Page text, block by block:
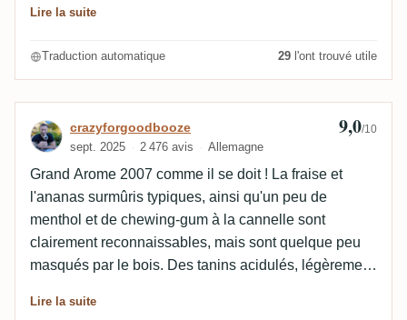
canne à sucre est florale, fraîche avec du thé,
médicinales comme le caoutchouc et le savon, des
banane, les abricots secs et les figues... 9,1 : En
bouche, l'attaque est intense, médicinale avec des
esters, piquante avec des fraises trop mûres et
pourries, de la canne à sucre végétale avec des
olives salées. À mesure que le rhum s'assouplit, il
devient très rond, la canne est sucrée avec du sucre
brun, du miel, de la menthe, des fruits secs comme
des raisins, des abricots et des dattes, des fruits
Lire la suite
Traduction automatique 29 l'ont trouvé utile
Avis de crazyforgoodbooze
crazyforgoodbooze
sept. 2025 2 476 avis Allemagne
9,0/10
Grand Arome 2007 comme il se doit ! La fraise et
l'ananas surmûris typiques, ainsi qu'un peu de
menthol et de chewing-gum à la cannelle sont
clairement reconnaissables, mais sont quelque peu
masqués par le bois. Des tanins acidulés, légèrement
astringentes. Grand arôme très intense, avec une
Lire la suite